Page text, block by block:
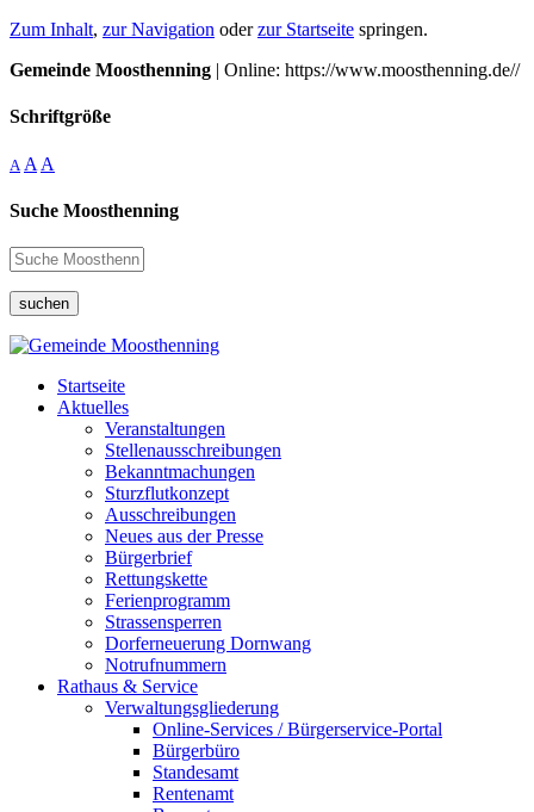
Zum Inhalt, zur Navigation oderzur Startseite springen.
Gemeinde Moosthenning | Online: https://www.moosthenning.de//
Schriftgröße
A A A
Suche Moosthenning
suchen
Startseite
Aktuelles
Veranstaltungen
Stellenausschreibungen
Bekanntmachungen
Sturzflutkonzept
Ausschreibungen
Neues aus der Presse
Bürgerbrief
Rettungskette
Ferienprogramm
Strassensperren
Dorferneuerung Dornwang
Notrufnummern
Rathaus & Service
Verwaltungsgliederung
Online-Services / Bürgerservice-Portal
Bürgerbüro
Standesamt
Rentenamt